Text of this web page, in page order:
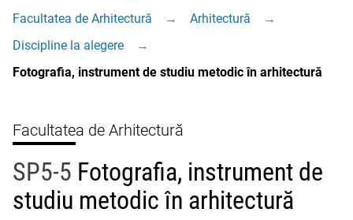
Facultatea de Arhitectură
→ Arhitectură
→
Discipline la alegere
→
Fotografia, instrument de studiu metodic în arhitectură
Facultatea de Arhitectură
SP5-5 Fotografia, instrument de
studiu metodic în arhitectură